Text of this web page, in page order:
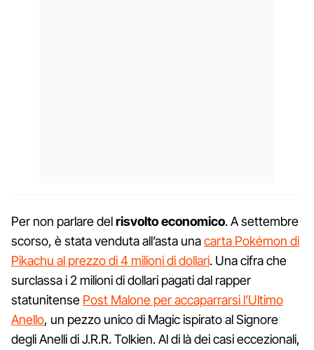
Per non parlare delrisvolto economico. A settembre
scorso, è stata venduta all’asta unacarta Pokémon di
Pikachu al prezzo di 4 milioni di dollari. Una cifra che
surclassa i 2 milioni di dollari pagati dal rapper
statunitense Post Malone per accaparrarsi l’Ultimo
Anello, un pezzo unico di Magic ispirato al Signore
degli Anelli di J.R.R. Tolkien. Al di là dei casi eccezionali,